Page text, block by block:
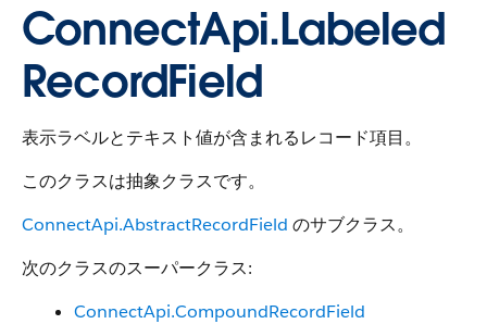
ConnectApi.Labeled
RecordField
表示ラベルとテキスト値が含まれるレコード項目。
このクラスは抽象クラスです。
ConnectApi.AbstractRecordField のサブクラス。
次のクラスのスーパークラス:
ConnectApi.CompoundRecordField